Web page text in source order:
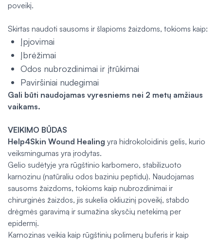
poveikį.
Skirtas naudoti sausoms ir šlapioms žaizdoms, tokioms kaip:
Įpjovimai
Įbrėžimai
Odos nubrozdinimai ir įtrūkimai
Paviršiniai nudegimai
Gali būti naudojamas vyresniems nei 2 metų amžiaus
vaikams.
VEIKIMO BŪDAS
Help4Skin Wound Healing yra hidrokoloidinis gelis, kurio
veiksmingumas yra įrodytas.
Gelio sudėtyje yra rūgštinio karbomero, stabilizuoto
karnozinu (natūraliu odos baziniu peptidu). Naudojamas
sausoms žaizdoms, tokioms kaip nubrozdinimai ir
chirurginės žaizdos, jis sukelia okliuzinį poveikį, stabdo
drėgmės garavimą ir sumažina skysčių netekimą per
epidermį.
Karnozinas veikia kaip rūgštinių polimerų buferis ir kaip